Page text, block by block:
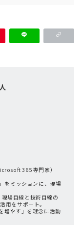
365 専門家）
をミッションに、現場
場目線と技術目線の
用をサポート。
増やす」を理念に活動